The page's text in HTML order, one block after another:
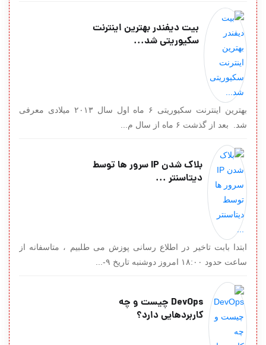
بیت دیفندر بهترین اینترنت
سکیوریتی شد...
بهترین اینترنت سکیوریتی ۶ ماه اول سال ۲۰۱۳ میلادی معرفی
شد. بعد از گذشت ۶ ماه از سال م...
بلاک شدن IP سرور ها توسط
دیتاسنتر ...
ابتدا بابت تاخیر در اطلاع رسانی پوزش می طلبیم ، متاسفانه از
ساعت حدود ۱۸:۰۰ امروز دوشنبه تاریخ ۹-...
DevOps چیست و چه
کاربردهایی دارد؟